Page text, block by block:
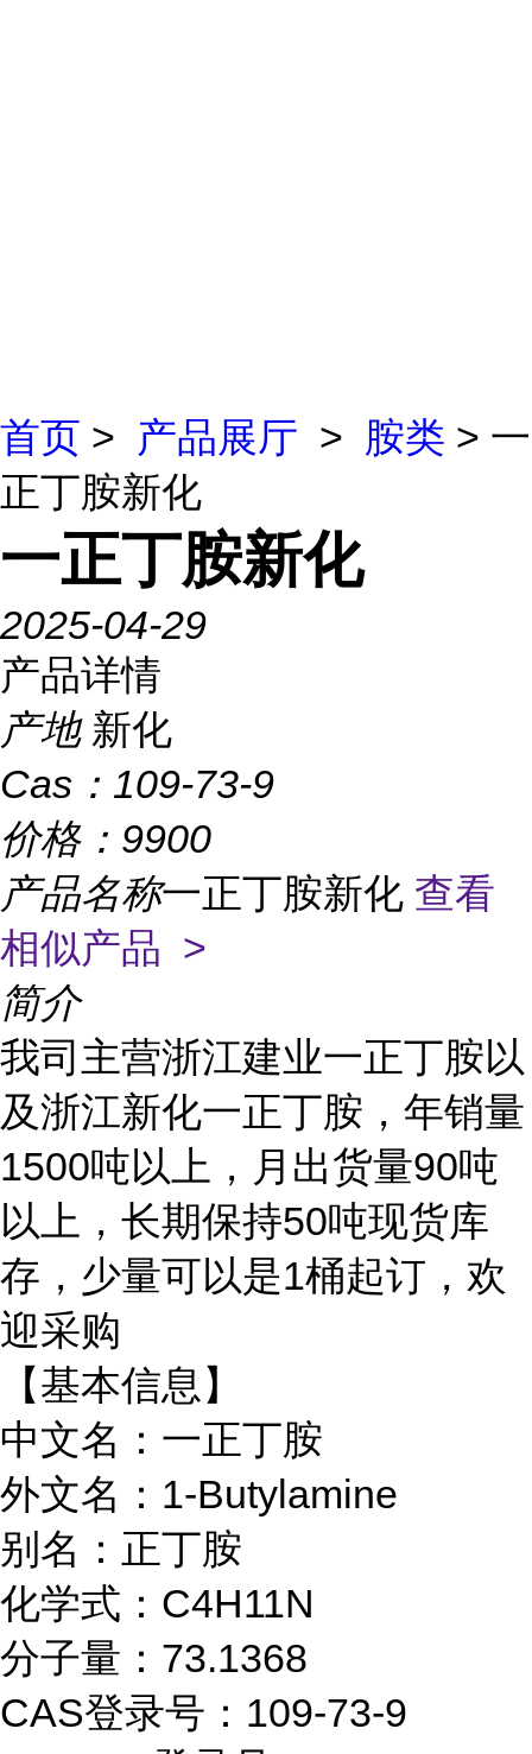
首页 > 产品展厅 > 胺类 > 一
正丁胺新化
一正丁胺新化
2025-04-29
产品详情
产地 新化
Cas： 109-73-9
价格： 9900
产品名称一正丁胺新化 查看
相似产品 >
简介
我司主营浙江建业一正丁胺以
及浙江新化一正丁胺，年销量
1500吨以上，月出货量90吨
以上，长期保持50吨现货库
存，少量可以是1桶起订，欢
迎采购
【基本信息】
中文名：一正丁胺
外文名：1-Butylamine
别名：正丁胺
化学式：C4H11N
分子量：73.1368
CAS登录号：109-73-9